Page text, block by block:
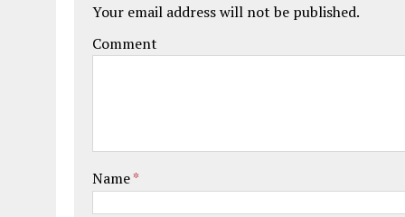
Your email address will not be published.
Comment
Name*